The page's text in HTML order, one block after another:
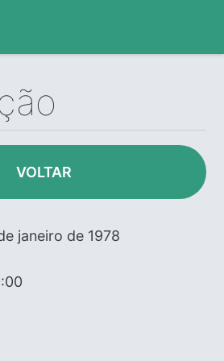
VOLTAR
janeiro de 1978